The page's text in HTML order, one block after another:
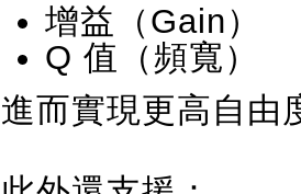
增益（Gain）
Q 值（頻寬）
進而實現更高自由